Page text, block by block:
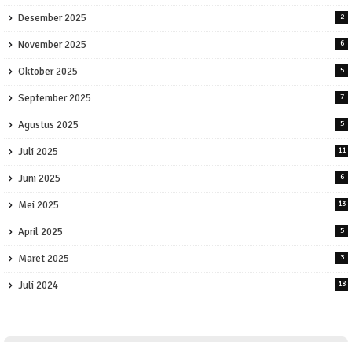
Desember 2025 2
November 2025 6
Oktober 2025 5
September 2025 7
Agustus 2025 5
Juli 2025 11
Juni 2025 6
Mei 2025 13
April 2025 5
Maret 2025 3
Juli 2024 18